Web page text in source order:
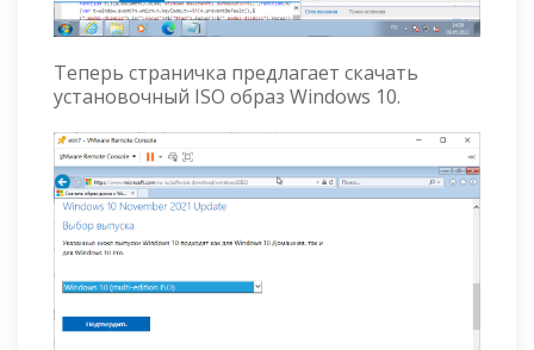
Теперь страничка предлагает скачать
установочный ISO образ Windows 10.